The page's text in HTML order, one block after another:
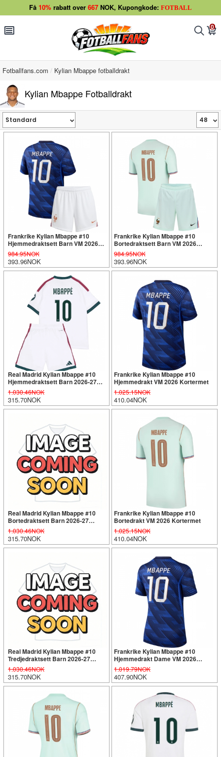
Få 10% rabatt over 667 NOK, Kupongkode: FOTBALL
󰂩 󰂨 0
󰃦
Fotballfans.com Kylian Mbappe fotballdrakt
Kylian Mbappe Fotballdrakt
Frankrike Kylian Mbappe #10
Hjemmedraktsett Barn VM 2026
Kortermet (+ Korte bukser)
984.95NOK
393.96NOK
Frankrike Kylian Mbappe #10
Bortedraktsett Barn VM 2026
Kortermet (+ Korte bukser)
984.95NOK
393.96NOK
Real Madrid Kylian Mbappe #10
Hjemmedraktsett Barn 2026-27
Kortermet (+ Korte bukser)
1.030.46NOK
315.70NOK
Frankrike Kylian Mbappe #10
Hjemmedrakt VM 2026 Kortermet
1.025.15NOK
410.04NOK
Real Madrid Kylian Mbappe #10
Bortedraktsett Barn 2026-27
Kortermet (+ Korte bukser)
1.030.46NOK
315.70NOK
Frankrike Kylian Mbappe #10
Bortedrakt VM 2026 Kortermet
1.025.15NOK
410.04NOK
Real Madrid Kylian Mbappe #10
Tredjedraktsett Barn 2026-27
Kortermet (+ Korte bukser)
1.030.46NOK
315.70NOK
Frankrike Kylian Mbappe #10
Hjemmedrakt Dame VM 2026
Kortermet
1.019.79NOK
407.90NOK